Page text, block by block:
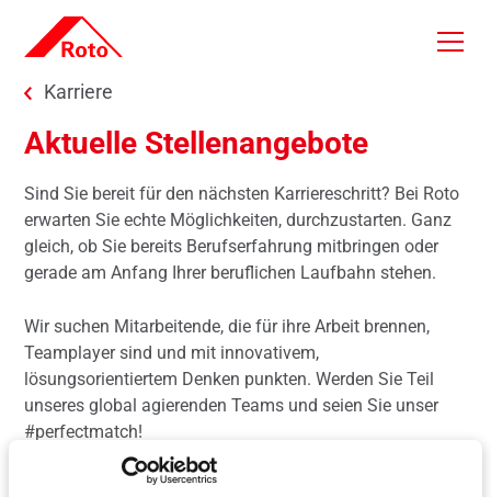
Skip to main content
You are here:
Karriere
Aktuelle Stellenangebote
Sind Sie bereit für den nächsten Karriereschritt? Bei Roto
erwarten Sie echte Möglichkeiten, durchzustarten. Ganz
gleich, ob Sie bereits Berufserfahrung mitbringen oder
gerade am Anfang Ihrer beruflichen Laufbahn stehen.
Wir suchen Mitarbeitende, die für ihre Arbeit brennen,
Teamplayer sind und mit innovativem,
lösungsorientiertem Denken punkten. Werden Sie Teil
unseres global agierenden Teams und seien Sie unser
#perfectmatch!
Bewerben Sie sich jetzt: